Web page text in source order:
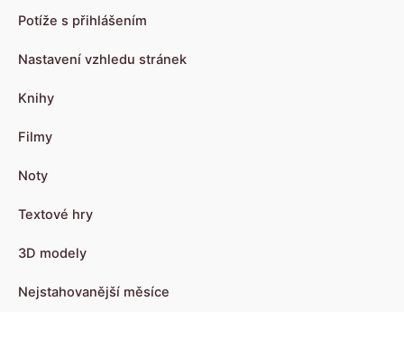
Potíže s přihlášením
Nastavení vzhledu stránek
Knihy
Filmy
Noty
Textové hry
3D modely
Nejstahovanější měsíce